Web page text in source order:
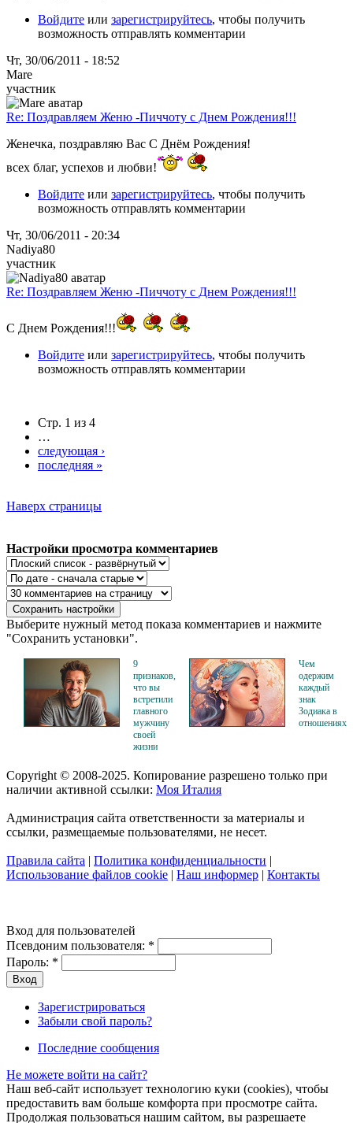
Войдите или зарегистрируйтесь, чтобы получить
возможность отправлять комментарии
Чт, 30/06/2011 - 18:52
Mare
участник
Re: Поздравляем Женю -Пиччоту с Днем Рождения!!!
Женечка, поздравляю Вас С Днём Рождения!
всех благ, успехов и любви!
Войдите или зарегистрируйтесь, чтобы получить
возможность отправлять комментарии
Чт, 30/06/2011 - 20:34
Nadiya80
участник
Re: Поздравляем Женю -Пиччоту с Днем Рождения!!!
С Днем Рождения!!!
Войдите или зарегистрируйтесь, чтобы получить
возможность отправлять комментарии
Стр. 1 из 4
…
следующая ›
последняя »
Наверх страницы
Настройки просмотра комментариев
Выберите нужный метод показа комментариев и нажмите
"Сохранить установки".
9
признаков,
что вы
встретили
главного
мужчину
своей
жизни
Чем
одержим
каждый
знак
Зодиака в
отношениях
Copyright © 2008-2025. Копирование разрешено только при
наличии активной ссылки: Моя Италия
Администрация сайта ответственности за материалы и
ссылки, размещаемые пользователями, не несет.
Правила сайта | Политика конфиденциальности |
Использование файлов cookie | Наш информер | Контакты
Вход для пользователей
Псевдоним пользователя: *
Пароль: *
Зарегистрироваться
Забыли свой пароль?
Последние сообщения
Не можете войти на сайт?
Наш веб-сайт использует технологию куки (cookies), чтобы
предоставить вам больше комфорта при просмотре сайта.
Продолжая пользоваться нашим сайтом, вы разрешаете